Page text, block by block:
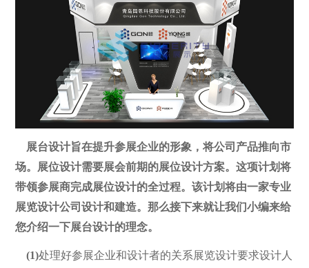
展台设计旨在提升参展企业的形象，将公司产品推向市
场。展位设计需要展会前期的展位设计方案。这项计划将
带领参展商完成展位设计的全过程。该计划将由一家专业
展览设计公司设计和建造。那么接下来就让我们小编来给
您介绍一下展台设计的理念。
(1)处理好参展企业和设计者的关系展览设计要求设计人